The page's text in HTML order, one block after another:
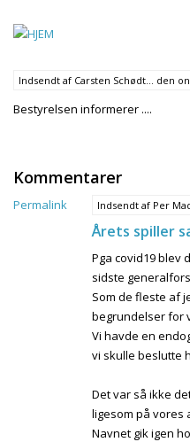
Indsendt af Carsten Schødt… den
Bestyrelsen informerer ....
Kommentarer
Permalink Indsendt af Per
Årets spiller
Pga covid19 blev
sidste
Som de fleste af
begrundelser for
Vi havde en
vi skulle beslutte
Det var så ikke
ligesom på
Navnet gik igen